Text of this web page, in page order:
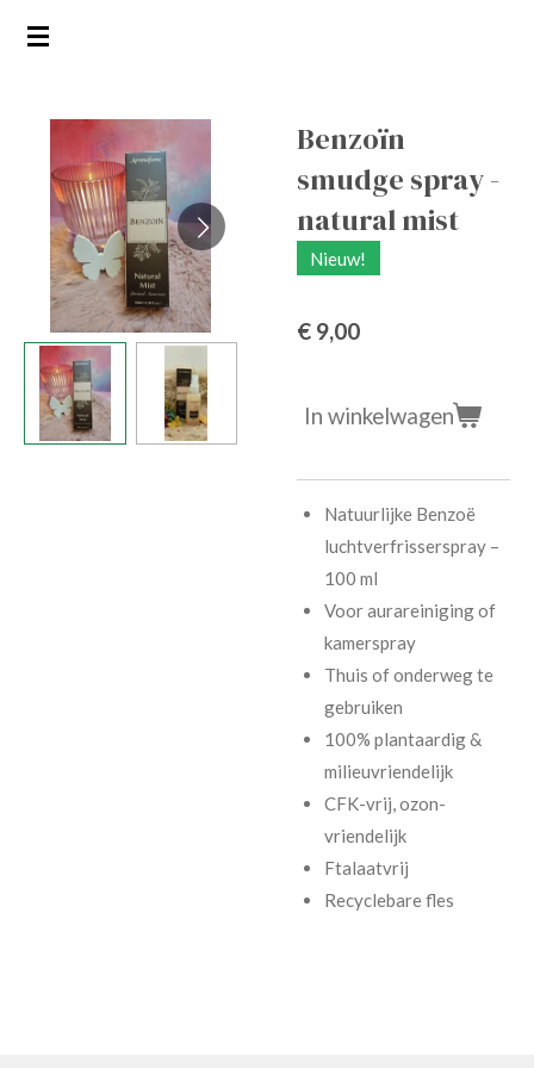
Ga
hoofdinhoud
Benzoïn
smudge spray -
natural mist
Nieuw!
€ 9,00
In winkelwagen
Natuurlijke Benzoë
luchtverfrisserspray –
100 ml
Voor aurareiniging of
kamerspray
Thuis of onderweg te
gebruiken
100% plantaardig &
milieuvriendelijk
CFK-vrij, ozon-
vriendelijk
Ftalaatvrij
Recyclebare fles